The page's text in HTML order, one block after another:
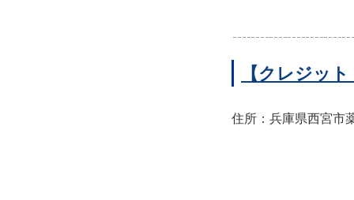
【クレジッ
住所：兵庫県西宮市